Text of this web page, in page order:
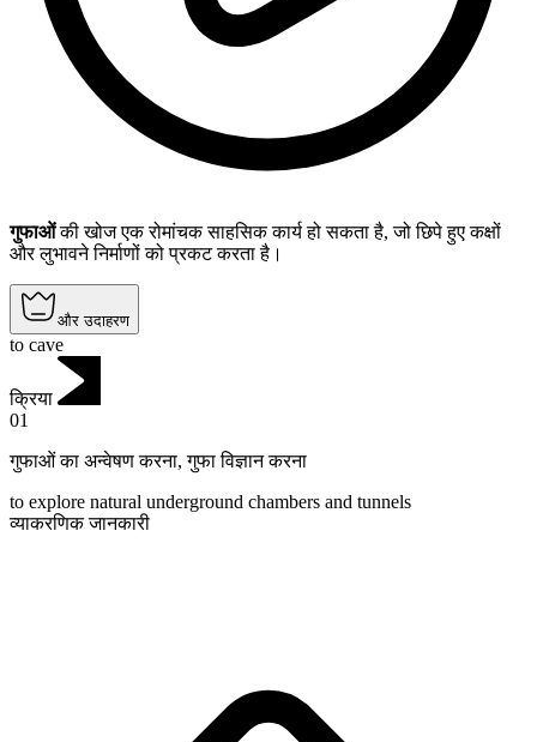
गुफाओंकी खोज एक रोमांचक साहसिक कार्य हो सकता है, जो छिपे हुए कक्षों
और लुभावने निर्माणों को प्रकट करता है।
और उदाहरण
to cave
क्रिया
01
गुफाओं का अन्वेषण करना,गुफा विज्ञान करना
to explore natural underground chambers and tunnels
व्याकरणिक जानकारी